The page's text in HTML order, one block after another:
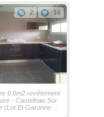
2 14
9.6m2 revêtement
- Castelnau Sur
(Lot Et Garonne ...